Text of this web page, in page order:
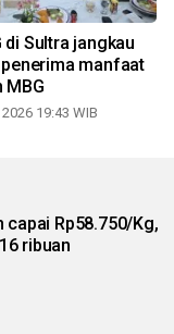
di Sultra jangkau
manfaat
MBG
19:43 WIB
Rp58.750/Kg,
ribuan